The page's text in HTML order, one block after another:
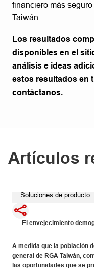
financiero más
Taiwán.
Los resultados
disponibles en el
análisis e ideas
estos resultados en
contáctanos.
Artículos
Soluciones de producto
El envejecimiento
A medida que la población
general de RGA Taiwán,
las oportunidades que se